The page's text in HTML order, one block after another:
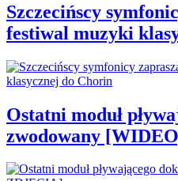
Szczecińscy
festiwal muzyki
Ostatni moduł
zwodowany